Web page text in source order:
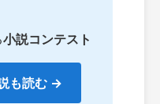
小説コンテスト
も読む →